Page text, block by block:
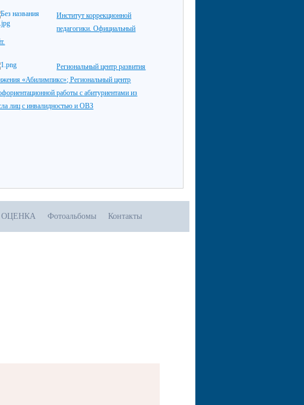
Институт коррекционной
педагогики. Официальный
Региональный центр развития
«Абилимпикс»; Региональный центр
работы с абитуриентами из
лиц с инвалидностью и ОВЗ
Фотоальбомы Контакты